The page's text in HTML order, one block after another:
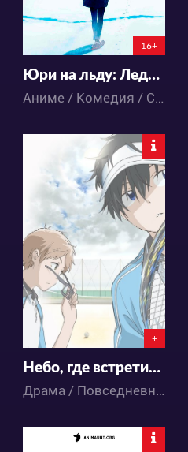
16+
Юри на льду: Ледяная юность
Аниме / Комедия / Спорт
4785
4
+
Небо, где встретились звёзды
Драма / Повседневность / Спорт / Школа / Аниме